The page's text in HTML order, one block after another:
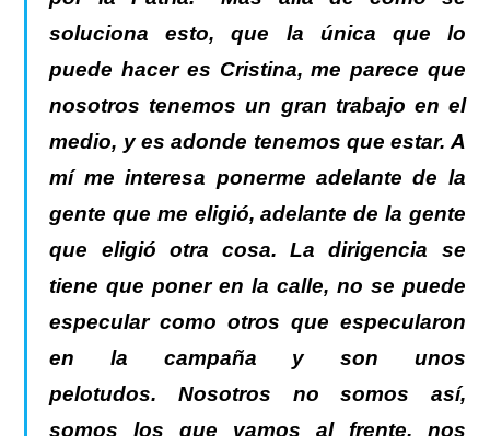
soluciona esto, que la única que lo
puede hacer es Cristina, me parece que
nosotros tenemos un gran trabajo en el
medio, y es adonde tenemos que estar. A
mí me interesa ponerme adelante de la
gente que me eligió, adelante de la gente
que eligió otra cosa. La dirigencia se
tiene que poner en la calle, no se puede
especular como otros que especularon
en la campaña y son unos
pelotudos. Nosotros no somos así,
somos los que vamos al frente, nos